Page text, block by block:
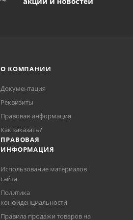
О КОМПАНИИ
Документация
Реквизиты
Правовая информация
Как заказать?
ПРАВОВАЯ
ИНФОРМАЦИЯ
Использование материалов
сайта
Политика
конфиденциальности
Правила продажи товаров на